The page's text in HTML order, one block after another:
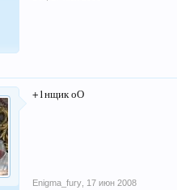
+1нщик оО
Enigma_fury 17 июн 2008